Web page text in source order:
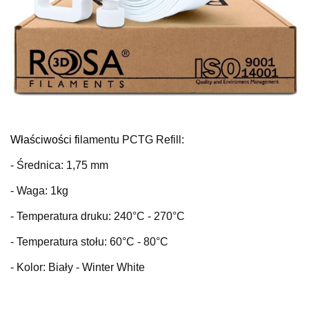
Właściwości fi lamentu PCTG Refill:
- Średnica: 1,75 mm
- Waga: 1kg
- Temperatura druku: 240°C - 270°C
- Temperatura stołu: 60°C - 80°C
- Kolor: Biały - Winter White